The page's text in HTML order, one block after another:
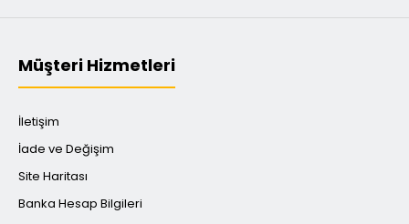
Müşteri Hizmetleri
İletişim
İade ve Değişim
Site Haritası
Banka Hesap Bilgileri